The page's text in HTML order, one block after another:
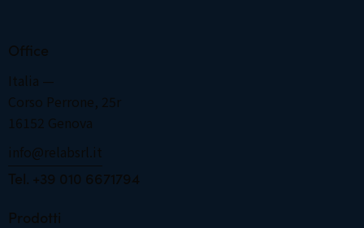
Office
Italia —
Corso Perrone, 25r
16152 Genova
info@relabsrl.it
­­­­­­­­­­­­­­­­­­­­­­­­Tel. +39 010 6671794
Prodotti